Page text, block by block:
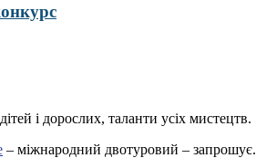
і дорослих, таланти усіх мистецтв.
– міжнародний двотуровий – запрошує.